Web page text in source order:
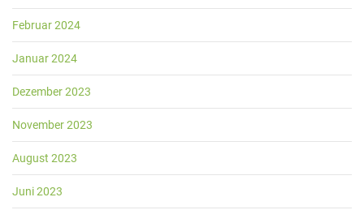
Februar 2024
Januar 2024
Dezember 2023
November 2023
August 2023
Juni 2023